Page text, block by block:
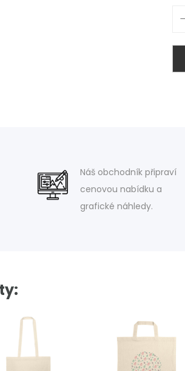
Náš obchodník připraví
cenovou nabídku a
grafické náhledy.